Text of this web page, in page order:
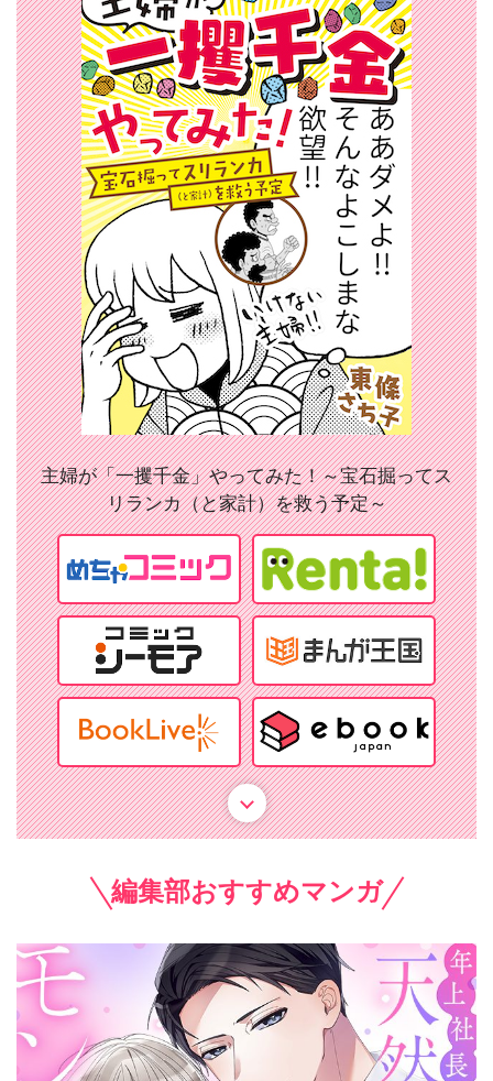
主婦が「一攫千金」やってみた！～宝石掘ってス
リランカ（と家計）を救う予定～
編集部おすすめマンガ